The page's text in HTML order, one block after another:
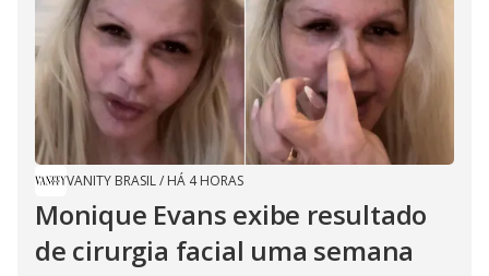
VANITY BRASIL/ HÁ 4 HORAS
Monique Evans exibe resultado
de cirurgia facial uma semana